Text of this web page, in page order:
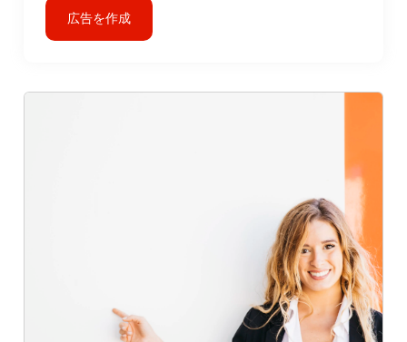
広告を作成